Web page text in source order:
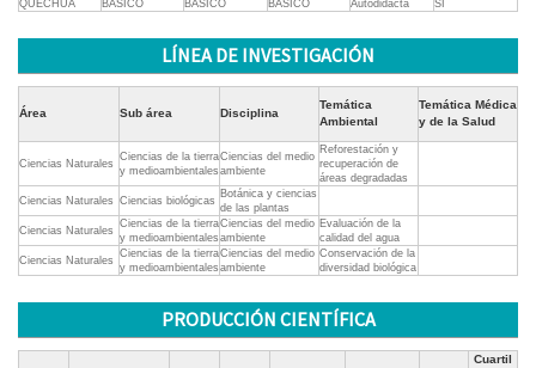
QUECHUA
BÁSICO BÁSICO BÁSICO Autodidacta SI
LÍNEA DE INVESTIGACIÓN
Área Sub área Disciplina
Temática
Ambiental
Temática Médica
y de la Salud
Ciencias Naturales
Ciencias de la tierra
y medioambientales
Ciencias del medio
ambiente
Reforestación y
recuperación de
áreas degradadas
Ciencias Naturales Ciencias biológicas
Botánica y ciencias
de las plantas
Ciencias Naturales
Ciencias de la tierra
y medioambientales
Ciencias del medio
ambiente
Evaluación de la
calidad del agua
Ciencias Naturales
Ciencias de la tierra
y medioambientales
Ciencias del medio
ambiente
Conservación de la
diversidad biológica
PRODUCCIÓN CIENTÍFICA
Cuartil